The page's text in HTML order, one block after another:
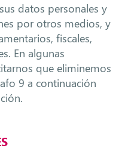
datos personales y
por otros medios, y
fiscales,
En algunas
que eliminemos
9 a continuación